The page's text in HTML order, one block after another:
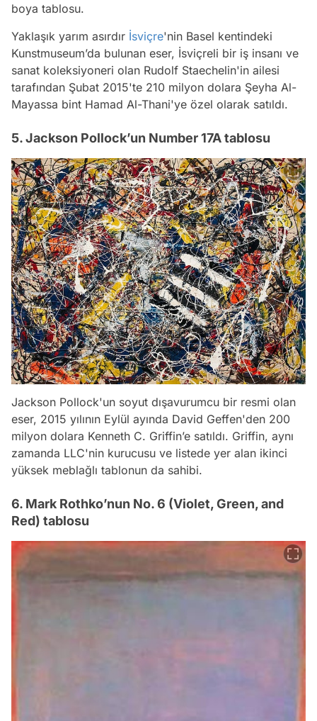
boya tablosu.
Yaklaşık yarım asırdır İsviçre'nin Basel kentindeki
Kunstmuseum’da bulunan eser, İsviçreli bir iş insanı ve
sanat koleksiyoneri olan Rudolf Staechelin'in ailesi
tarafından Şubat 2015'te 210 milyon dolara Şeyha Al-
Mayassa bint Hamad Al-Thani'ye özel olarak satıldı.
5. Jackson Pollock’un Number 17A tablosu
Jackson Pollock'un soyut dışavurumcu bir resmi olan
eser, 2015 yılının Eylül ayında David Geffen'den 200
milyon dolara Kenneth C. Griffin’e satıldı. Griffin, aynı
zamanda LLC'nin kurucusu ve listede yer alan ikinci
yüksek meblağlı tablonun da sahibi.
6. Mark Rothko’nun No. 6 (Violet, Green, and
Red) tablosu